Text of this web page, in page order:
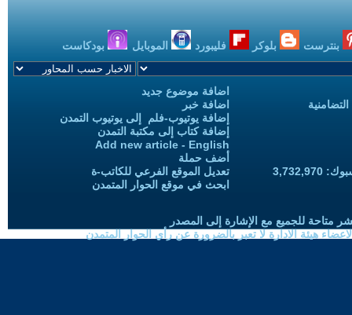
بنترست بلوكر فليبورد الموبايل بودكاست
اضافة موضوع جديد
اضافة خبر
إضافة يوتيوب-فلم إلى يوتيوب التمدن
إضافة كتاب إلى مكتبة التمدن
Add new article - English
أضف حملة
تعديل الموقع الفرعي للكاتب-ة
ابحث في موقع الحوار المتمدن
متاحة للجميع مع الإشارة إلى المصدر
هيئة الادارة لا تعبر بالضرورة عن رأي الحوار المتمدن